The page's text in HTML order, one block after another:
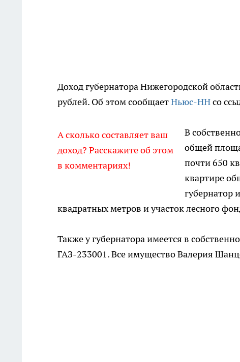
Доход губернатора Нижегородской
рублей. Об этом сообщаетНьюс-ННсо
А сколько составляет ваш
доход? Расскажите об этом
в комментариях!
В
общей
почти 650
квартире
губернатор
квадратных метров и участок лесного
Также у губернатора имеется в
ГАЗ-233001. Все имущество Валерия